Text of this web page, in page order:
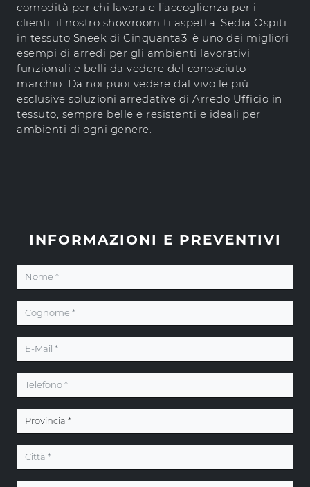
comodità per chi lavora e l’accoglienza per i
clienti: il nostro showroom ti aspetta. Sedia Ospiti
in tessuto Sneek di Cinquanta3: è uno dei migliori
esempi di arredi per gli ambienti lavorativi
funzionali e belli da vedere del conosciuto
marchio. Da noi puoi vedere dal vivo le più
esclusive soluzioni arredative di Arredo Ufficio in
tessuto, sempre belle e resistenti e ideali per
ambienti di ogni genere.
INFORMAZIONI E PREVENTIVI